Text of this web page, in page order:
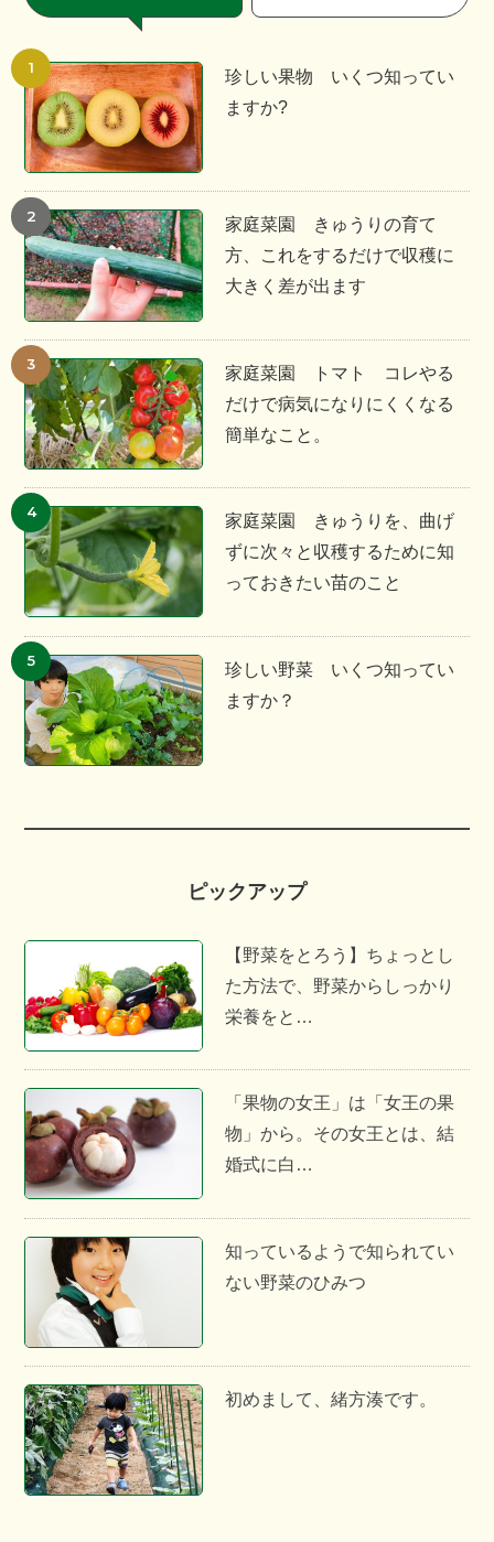
珍しい果物 いくつ知ってい
ますか?
家庭菜園 きゅうりの育て
方、これをするだけで収穫に
大きく差が出ます
家庭菜園 トマト コレやる
だけで病気になりにくくなる
簡単なこと。
家庭菜園 きゅうりを、曲げ
ずに次々と収穫するために知
っておきたい苗のこと
珍しい野菜 いくつ知ってい
ますか？
ピックアップ
【野菜をとろう】ちょっとし
た方法で、野菜からしっかり
栄養をと…
「果物の女王」は「女王の果
物」から。その女王とは、結
婚式に白…
知っているようで知られてい
ない野菜のひみつ
初めまして、緒方湊です。